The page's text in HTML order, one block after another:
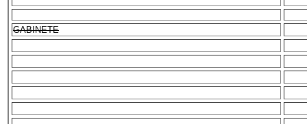
GABINETE